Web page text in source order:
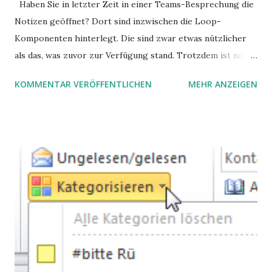
Haben Sie in letzter Zeit in einer Teams-Besprechung die
Notizen geöffnet? Dort sind inzwischen die Loop-
Komponenten hinterlegt. Die sind zwar etwas nützlicher
als das, was zuvor zur Verfügung stand. Trotzdem ist noch
Stolperfallen. Hier ein erster, kritischer Blick auf das was
KOMMENTAR VERÖFFENTLICHEN MEHR ANZEIGEN